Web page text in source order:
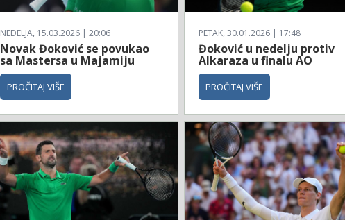
NEDELJA, 15.03.2026 | 20:06
Novak Đoković se povukao
sa Mastersa u Majamiju
PROČITAJ VIŠE
PETAK, 30.01.2026 | 17:48
Đoković u nedelju protiv
Alkaraza u finalu AO
PROČITAJ VIŠE